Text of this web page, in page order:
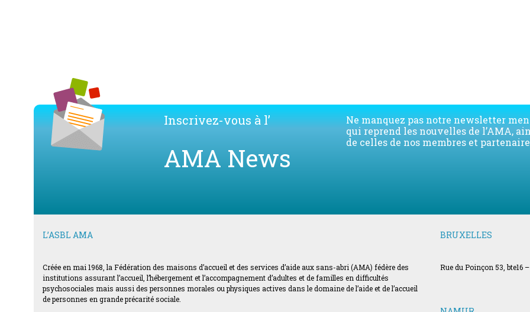
Inscrivez-vous à l’
AMA News
Ne manquez pas notre newsletter
qui reprend les nouvelles de l’AMA,
de celles de nos membres et
L’ASBL AMA
Créée en mai 1968, la Fédération des maisons d’accueil et des services d’aide aux sans-abri (AMA) fédère des
institutions assurant l’accueil, l’hébergement et l’accompagnement d’adultes et de familles en difficultés
psychosociales mais aussi des personnes morales ou physiques actives dans le domaine de l’aide et de l’accueil
de personnes en grande précarité sociale.
BRUXELLES
Rue du Poinçon 53, bte16